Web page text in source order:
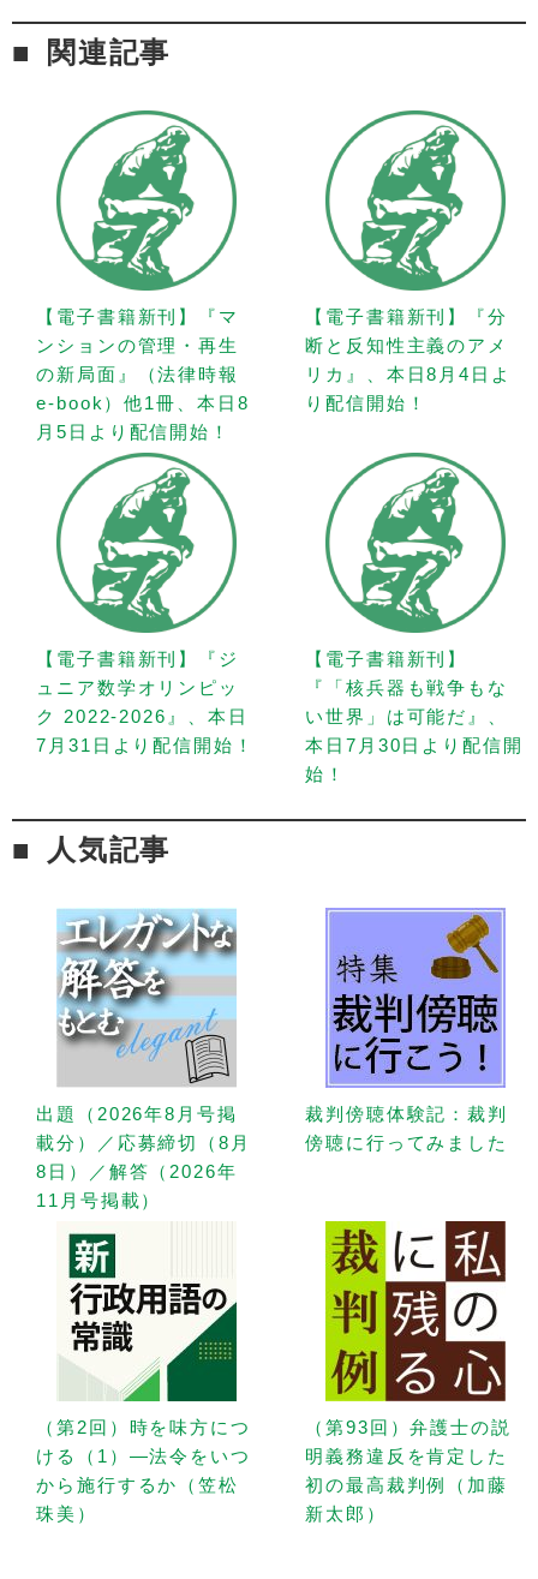
関連記事
【電子書籍新刊】『マ
ンションの管理・再生
の新局面』（法律時報
e-book）他1冊、本日8
月5日より配信開始！
【電子書籍新刊】『分
断と反知性主義のアメ
リカ』、本日8月4日よ
り配信開始！
【電子書籍新刊】『ジ
ュニア数学オリンピッ
ク 2022-2026』、本日
7月31日より配信開始！
【電子書籍新刊】
『「核兵器も戦争もな
い世界」は可能だ』、
本日7月30日より配信開
始！
人気記事
出題（2026年8月号掲
載分）／応募締切（8月
8日）／解答（2026年
11月号掲載）
裁判傍聴体験記：裁判
傍聴に行ってみました
（第2回）時を味方につ
ける（1）—法令をいつ
から施行するか（笠松
珠美）
（第93回）弁護士の説
明義務違反を肯定した
初の最高裁判例（加藤
新太郎）